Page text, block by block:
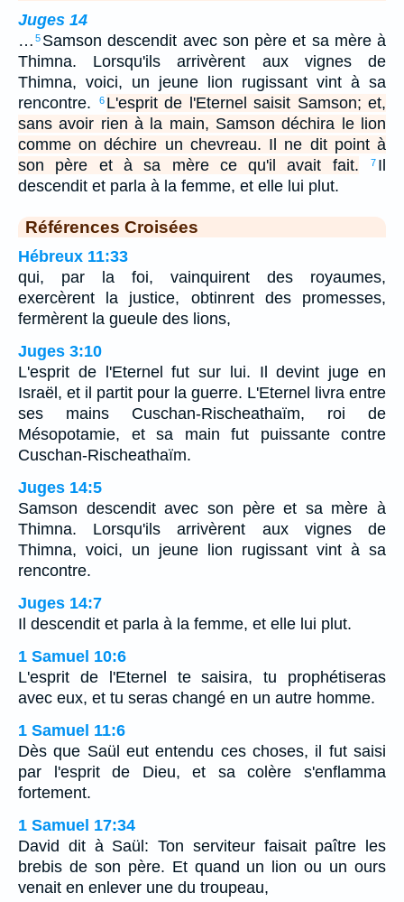
Juges 14
… 5 Samson descendit avec son père et sa mère à
Thimna. Lorsqu'ils arrivèrent aux vignes de
Thimna, voici, un jeune lion rugissant vint à sa
rencontre.
6 L'esprit de l'Eternel saisit Samson; et,
sans avoir rien à la main, Samson déchira le lion
comme on déchire un chevreau. Il ne dit point à
son père et à sa mère ce qu'il avait fait.
7 Il
descendit et parla à la femme, et elle lui plut.
Références Croisées
Hébreux 11:33
qui, par la foi, vainquirent des royaumes,
exercèrent la justice, obtinrent des promesses,
fermèrent la gueule des lions,
Juges 3:10
L'esprit de l'Eternel fut sur lui. Il devint juge en
Israël, et il partit pour la guerre. L'Eternel livra entre
ses mains Cuschan-Rischeathaïm, roi de
Mésopotamie, et sa main fut puissante contre
Cuschan-Rischeathaïm.
Juges 14:5
Samson descendit avec son père et sa mère à
Thimna. Lorsqu'ils arrivèrent aux vignes de
Thimna, voici, un jeune lion rugissant vint à sa
rencontre.
Juges 14:7
Il descendit et parla à la femme, et elle lui plut.
1 Samuel 10:6
L'esprit de l'Eternel te saisira, tu prophétiseras
avec eux, et tu seras changé en un autre homme.
1 Samuel 11:6
Dès que Saül eut entendu ces choses, il fut saisi
par l'esprit de Dieu, et sa colère s'enflamma
fortement.
1 Samuel 17:34
David dit à Saül: Ton serviteur faisait paître les
brebis de son père. Et quand un lion ou un ours
venait en enlever une du troupeau,